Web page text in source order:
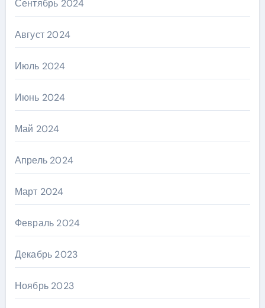
Сентябрь 2024
Август 2024
Июль 2024
Июнь 2024
Май 2024
Апрель 2024
Март 2024
Февраль 2024
Декабрь 2023
Ноябрь 2023